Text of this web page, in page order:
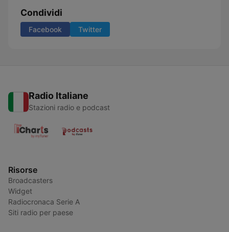
Condividi
Facebook Twitter
Radio Italiane
Stazioni radio e podcast
Risorse
Broadcasters
Widget
Radiocronaca Serie A
Siti radio per paese